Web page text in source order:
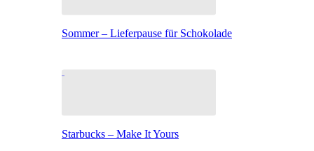
Sommer – Lieferpause für Schokolade
Starbucks – Make It Yours